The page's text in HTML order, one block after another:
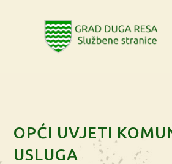
OPĆI UVJETI
USLUGA